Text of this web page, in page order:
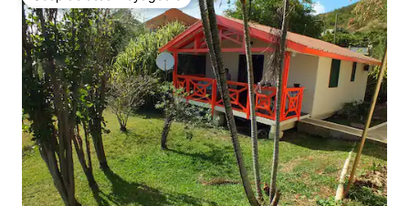
Coup de cœur voyageurs